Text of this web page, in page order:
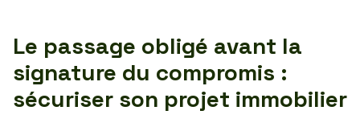
Le passage obligé avant la
signature du compromis :
sécuriser son projet immobilier